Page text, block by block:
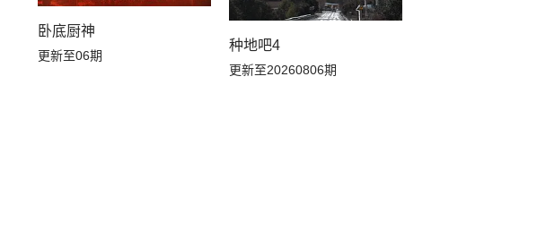
20260606加更上
20260601超越目标坞民上
卧底厨神
更新至06期
种地吧4
更新至20260806期